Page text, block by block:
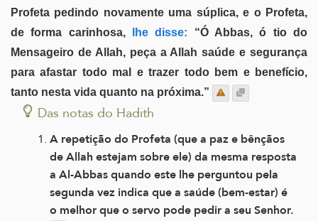
Profeta pedindo novamente uma súplica, e o Profeta,
de forma carinhosa,lhe disse: “Ó Abbas, ó tio do
Mensageiro de Allah, peça a Allah saúde e segurança
para afastar todo mal e trazer todo bem e benefício,
tanto nesta vida quanto na próxima.”
Das notas do Hadith
A repetição do Profeta (que a paz e bênçãos
de Allah estejam sobre ele) da mesma resposta
a Al-Abbas quando este lhe perguntou pela
segunda vez indica que a saúde (bem-estar) é
o melhor que o servo pode pedir a seu Senhor.